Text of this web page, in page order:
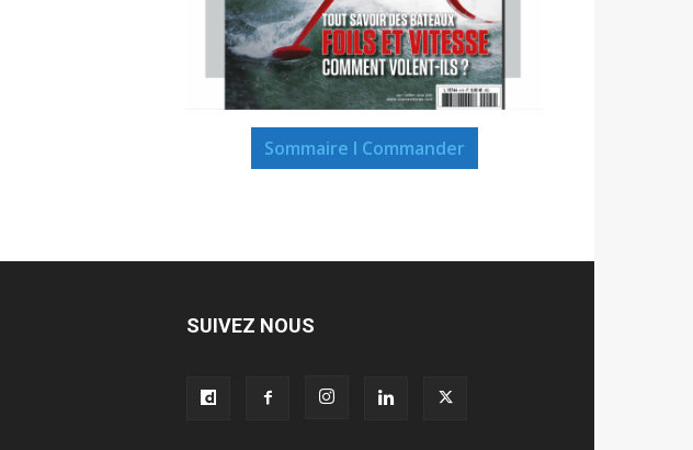
Sommaire I Commander
SUIVEZ NOUS